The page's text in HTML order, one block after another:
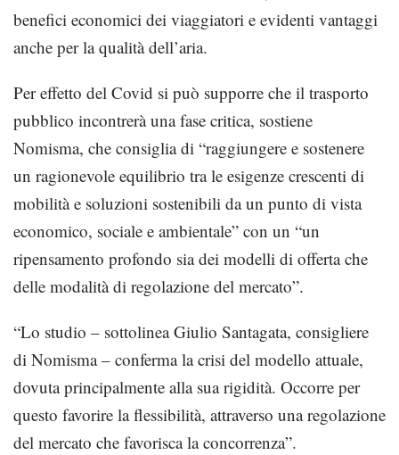
benefici economici dei viaggiatori e evidenti vantaggi
anche per la qualità dell’aria.
Per effetto del Covid si può supporre che il trasporto
pubblico incontrerà una fase critica, sostiene
Nomisma, che consiglia di “raggiungere e sostenere
un ragionevole equilibrio tra le esigenze crescenti di
mobilità e soluzioni sostenibili da un punto di vista
economico, sociale e ambientale” con un “un
ripensamento profondo sia dei modelli di offerta che
delle modalità di regolazione del mercato”.
“Lo studio – sottolinea Giulio Santagata, consigliere
di Nomisma – conferma la crisi del modello attuale,
dovuta principalmente alla sua rigidità. Occorre per
questo favorire la flessibilità, attraverso una regolazione
del mercato che favorisca la concorrenza”.